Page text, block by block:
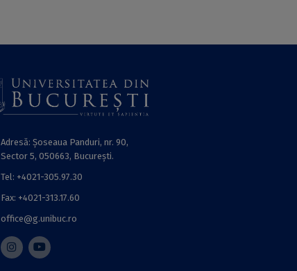
Adresă: Șoseaua Panduri, nr. 90,
Sector 5, 050663, Bucureşti.
Tel: +4021-305.97.30
Fax: +4021-313.17.60
office@g.unibuc.ro